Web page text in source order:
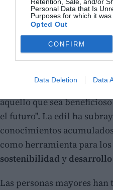
Personal Data that Is
Purposes for which it was
Opted Out
CONFIRM
Data Deletion Data
La concejalaRosa María
trabajo realizado ha
las nuevas generaciones
producir y consumir, "de
aquello que sea
el futuro". La edil ha
conocimientos
como herramienta para
sostenibilidad y
Las personas mayores